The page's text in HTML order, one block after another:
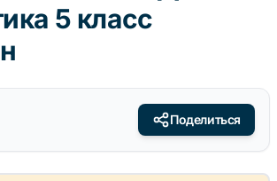
5 класс
Поделиться